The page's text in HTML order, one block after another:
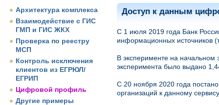
Архитектура комплекса
Взаимодействие с ГИС
ГМП и ГИС ЖКХ
Проверка по реестру
МСП
Контроль исключения
клиентов из ЕГРЮЛ/
ЕГРИП
Цифровой профиль
Другие примеры
Доступ к данным
С 1 июля 2019 года Банк
информационных источников
В эксперименте на начальном
эксперимента было выдано
С 20 ноября 2020 года
организаций к данному